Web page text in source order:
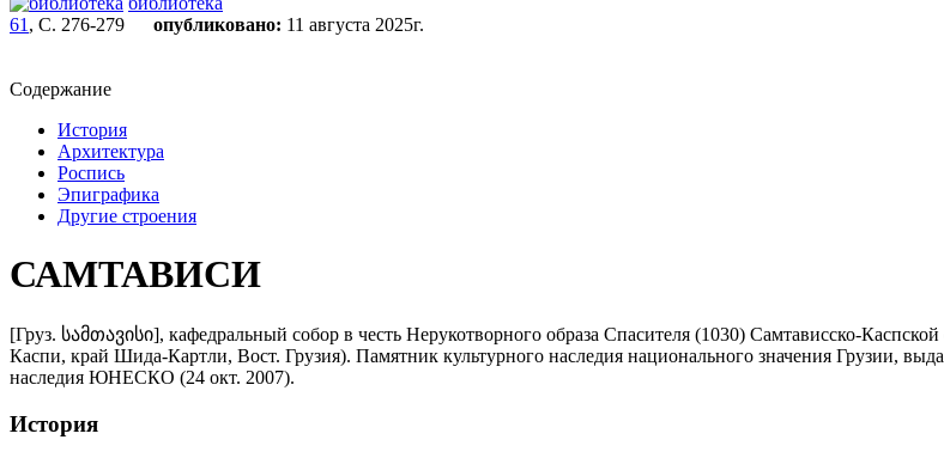
61 , С. 276-279 опубликовано: 11 августа 2025г.
Содержание
История
Архитектура
Роспись
Эпиграфика
Другие строения
САМТАВИСИ
[Груз. სამთავისი], кафедральный собор в честь Нерукотворного образа Спасителя (1030) Самтависско-
Каспи, край Шида-Картли, Вост. Грузия). Памятник культурного наследия национального значения Грузии,
наследия ЮНЕСКО (24 окт. 2007).
История